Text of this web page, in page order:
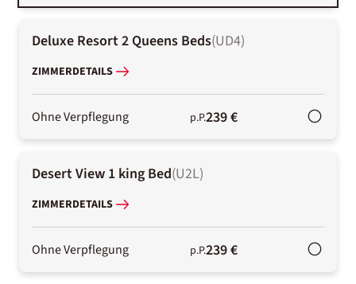
Deluxe Resort 2 Queens Beds(UD4)
ZIMMERDETAILS
Ohne Verpflegung p.P.239 €
Desert View 1 king Bed(U2L)
ZIMMERDETAILS
Ohne Verpflegung p.P.239 €